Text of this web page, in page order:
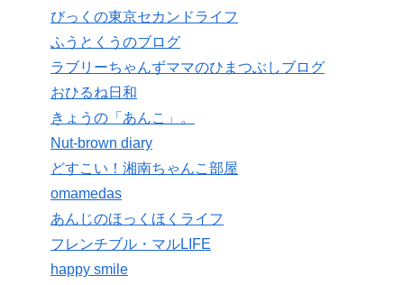
びっくの東京セカンドライフ
ふうとくうのブログ
ラブリーちゃんずママのひまつぶしブログ
おひるね日和
きょうの「あんこ」。
Nut-brown diary
どすこい！湘南ちゃんこ部屋
omamedas
あんじのほっくほくライフ
フレンチブル・マルLIFE
happy smile